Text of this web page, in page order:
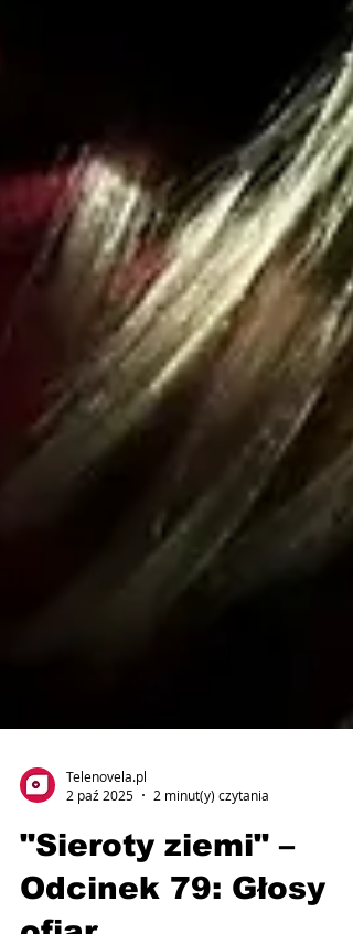
Telenovela.pl
2 paź 2025
2 minut(y) czytania
"Sieroty ziemi" –